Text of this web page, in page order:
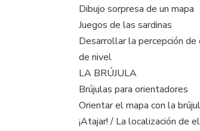
Dibujo sorpresa de un mapa
Juegos de las sardinas
Desarrollar la percepción de
de nivel
LA BRÚJULA
Brújulas para orientadores
Orientar el mapa con la
¡Atajar! / La localización de